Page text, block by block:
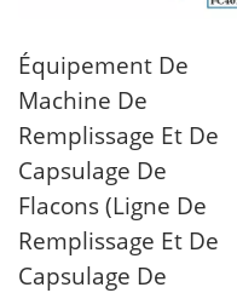
Équipement De
Machine De
Remplissage Et De
Capsulage De
Flacons (Ligne De
Remplissage Et De
Capsulage De